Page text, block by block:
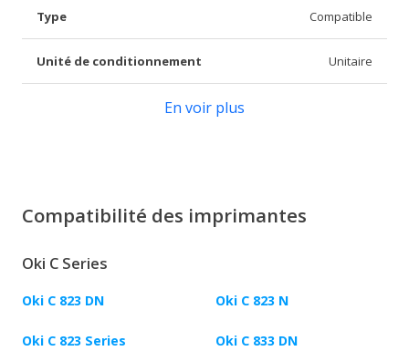
Type Compatible
Unité de conditionnement Unitaire
En voir plus
Compatibilité des imprimantes
Oki C Series
Oki C 823 DN Oki C 823 N
Oki C 823 Series Oki C 833 DN